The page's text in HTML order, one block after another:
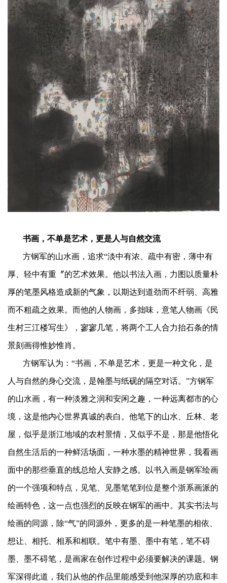
书画，不单是艺术，更是人与自然交流
方钢军的山水画，追求“淡中有浓、疏中有密，薄中有
厚、轻中有重〞的艺术效果。他以书法入画，力图以质量朴
厚的笔墨风格造成新的气象，以期达到道劲而不纤弱、高雅
而不粗疏之效果。而他的人物画，多拙味，意笔人物画《民
生村三江楼写生》，寥寥几笔，将两个工人合力抬石条的情
景刻画得惟妙惟肖。
方钢军认为：“书画，不单是艺术，更是一种文化，是
人与自然的身心交流，是翰墨与纸砚的隔空对话。”方钢军
的山水画，有一种淡雅之润和安闲之趣，一种远离都市的心
境，这是他内心世界真诚的表白。他笔下的山水、丘林、老
屋，似乎是浙江地域的农村景情，又似乎不是，那是他悟化
自然生活后的一种鲜活场面，一种水墨的精神世界，我看画
面中的那些垂直的线总给人安静之感。以书入画是钢军绘画
的一个强项和特点，见笔、见墨笔笔到位是整个浙系画派的
绘画特色，这一点也强烈的反映在钢军的画中。其实书法与
绘画的同源，除“气”的同源外，更多的是一种笔墨的相依、
想让、相托、相系和相联。笔中有墨、墨中有笔，笔不碍
墨、墨不碍笔，是画家在创作过程中必须要解决的课题。钢
军深得此道，我们从他的作品里能感受到他深厚的功底和丰